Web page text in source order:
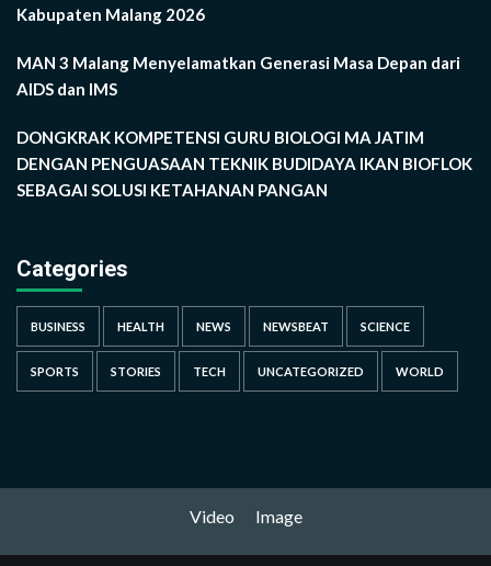
Kabupaten Malang 2026
MAN 3 Malang Menyelamatkan Generasi Masa Depan dari
AIDS dan IMS
DONGKRAK KOMPETENSI GURU BIOLOGI MA JATIM
DENGAN PENGUASAAN TEKNIK BUDIDAYA IKAN BIOFLOK
SEBAGAI SOLUSI KETAHANAN PANGAN
Categories
BUSINESS HEALTH NEWS NEWSBEAT SCIENCE
SPORTS STORIES TECH UNCATEGORIZED WORLD
Video Image